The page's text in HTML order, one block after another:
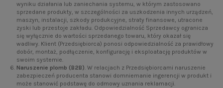
wyniku działania lub zaniechania systemu, w którym zastosowano
sprzedane produkty, w szczególności za uszkodzenia innych urządzeń,
maszyn, instalacji, szkody produkcyjne, straty finansowe, utracone
zyski lub przestoje zakładu. Odpowiedzialność Sprzedawcy ogranicza
się wyłącznie do wartości sprzedanego towaru, który okazał się
wadliwy. Klient (Przedsiębiorca) ponosi odpowiedzialność za prawidłowy
dobór, montaż, podłączenie, konfigurację i eksploatację produktów w
swoim systemie.
Naruszenie plomb (B2B). W relacjach z Przedsiębiorcami naruszenie
zabezpieczeń producenta stanowi domniemanie ingerencji w produkt i
może stanowić podstawę do odmowy uznania reklamacji.